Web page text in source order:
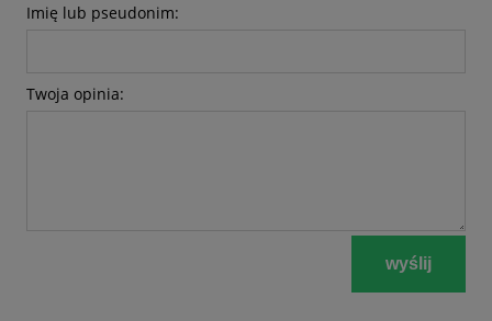
Imię lub pseudonim:
Twoja opinia:
wyślij